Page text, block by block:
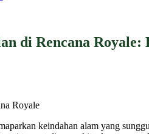
di Rencana
Royale
keindahan alam yang